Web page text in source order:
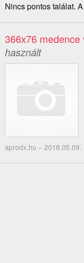
Nincs pontos találat.
366x76
használt
aprodx.hu – 2018.05.09.